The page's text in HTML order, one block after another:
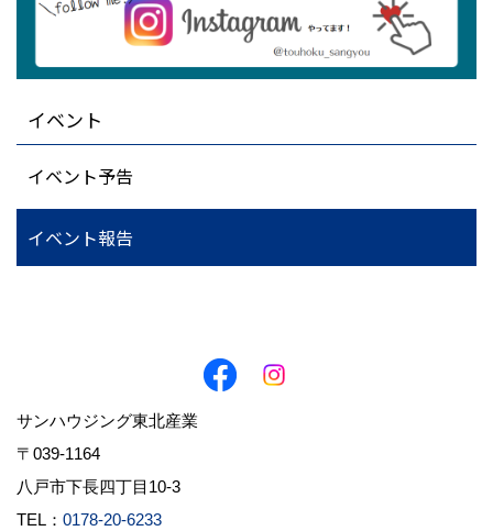
イベント
イベント予告
イベント報告
サンハウジング東北産業
〒039-1164
八戸市下長四丁目10-3
TEL： 0178-20-6233